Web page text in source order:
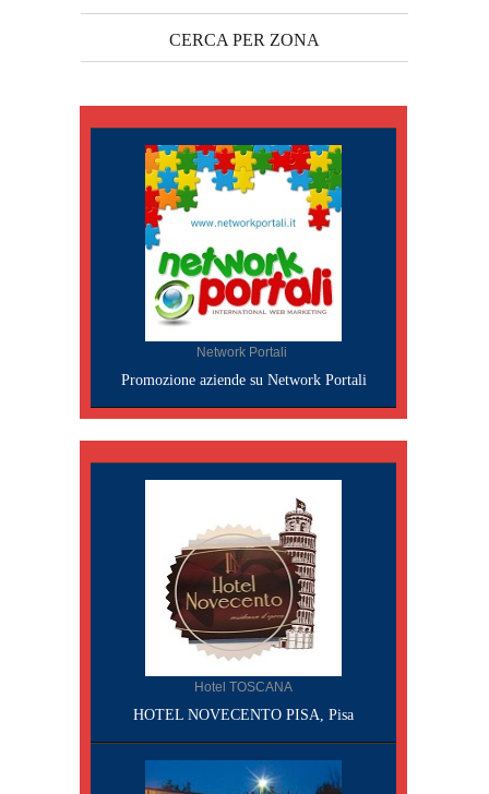
CERCA PER ZONA
Network Portali
Promozione aziende su Network Portali
Hotel TOSCANA
HOTEL NOVECENTO PISA, Pisa